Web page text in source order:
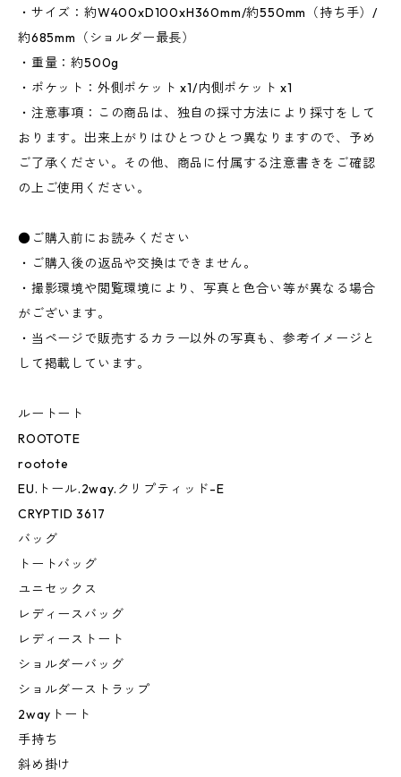
・サイズ：約W400xD100xH360mm/約550mm（持ち手）/
約685mm（ショルダー最長）
・重量：約500g
・ポケット：外側ポケット x1/内側ポケット x1
・注意事項：この商品は、独自の採寸方法により採寸をして
おります。出来上がりはひとつひとつ異なりますので、予め
ご了承ください。その他、商品に付属する注意書きをご確認
の上ご使用ください。
●ご購入前にお読みください
・ご購入後の返品や交換はできません。
・撮影環境や閲覧環境により、写真と色合い等が異なる場合
がございます。
・当ページで販売するカラー以外の写真も、参考イメージと
して掲載しています。
ルートート
ROOTOTE
rootote
EU.トール.2way.クリプティッド-E
CRYPTID 3617
バッグ
トートバッグ
ユニセックス
レディースバッグ
レディーストート
ショルダーバッグ
ショルダーストラップ
2wayトート
手持ち
斜め掛け